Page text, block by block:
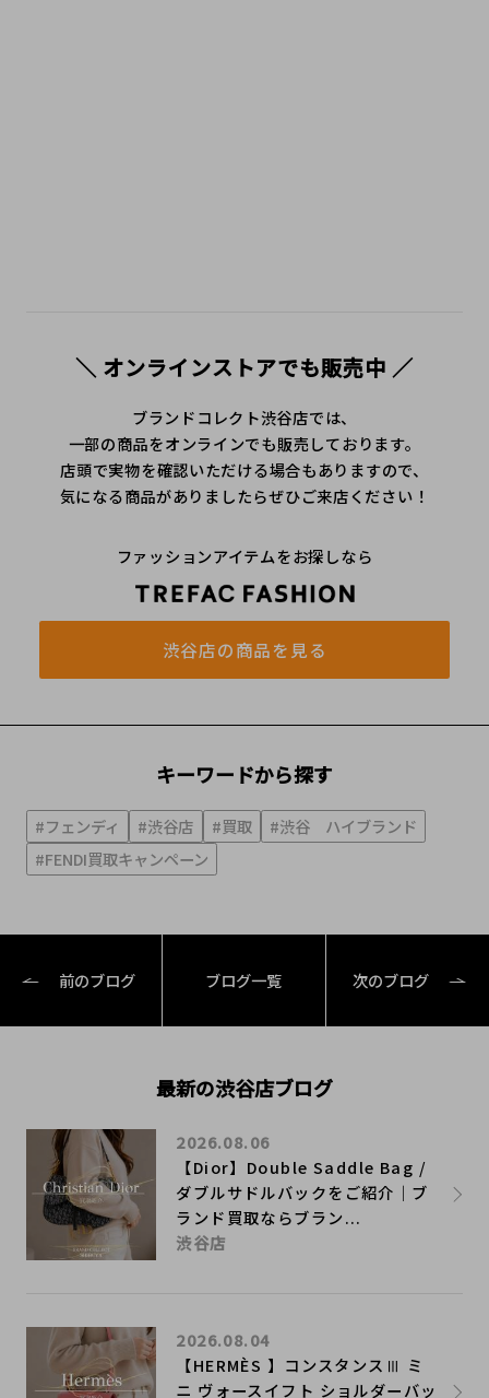
＼ オンラインストアでも販売中 ／
ブランドコレクト渋谷店では、
一部の商品をオンラインでも販売しております。
店頭で実物を確認いただける場合もありますので、
気になる商品がありましたらぜひご来店ください！
ファッションアイテムをお探しなら
渋谷店の商品を見る
キーワードから探す
#フェンディ #渋谷店 #買取
#渋谷 ハイブランド
#FENDI買取キャンペーン
前のブログ ブログ一覧 次のブログ
最新の渋谷店ブログ
【Dior】Double Saddle Bag /
ダブルサドルバックをご紹介｜ブ
ランド買取ならブラン...
2026.08.06
渋谷店
【HERMÈS 】コンスタンスⅢ ミ
ニ ヴォースイフト ショルダーバッ
2026.08.04